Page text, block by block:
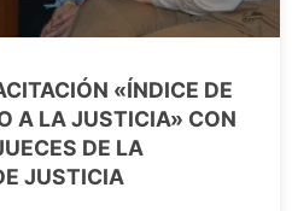
«ÍNDICE DE
A LA JUSTICIA» CON
DE LA
JUSTICIA